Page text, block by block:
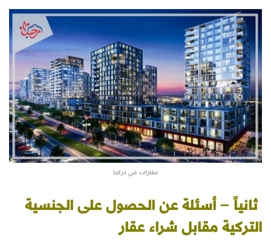
عقارات في تركيا
ثانياً – أسئلة عن الحصول على الجنسية
التركية مقابل شراء عقار